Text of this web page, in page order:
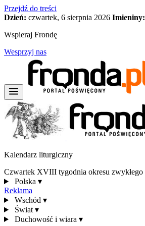
Przejdź do treści
Dzień: czwartek, 6 sierpnia 2026 Imieniny:
Wspieraj Frondę
Wesprzyj nas
Kalendarz liturgiczny
Czwartek XVIII tygodnia okresu zwykłego
Polska ▾
Reklama
Wschód ▾
Świat ▾
Duchowość i wiara ▾